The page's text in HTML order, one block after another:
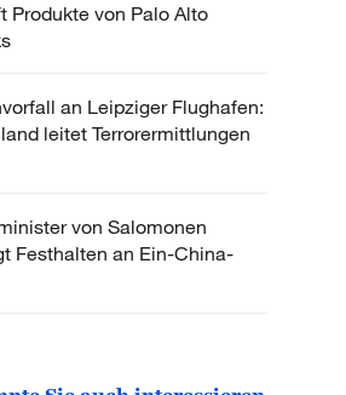
Produkte von Palo Alto
an Leipziger Flughafen:
leitet Terrorermittlungen
von Salomonen
Festhalten an Ein-China-